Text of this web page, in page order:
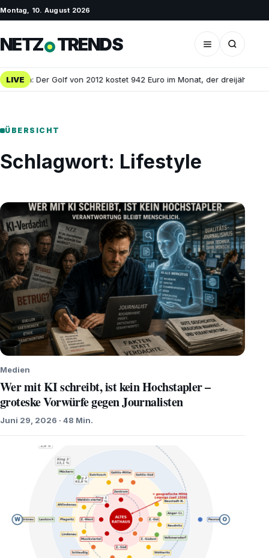
Montag, 10. August 2026
NETZ TRENDS
LIVEDer Golf von 2012 kostet 942 Euro im Monat, der dreijährige
ÜBERSICHT
Schlagwort: Lifestyle
Medien
Wer mit KI schreibt, ist kein Hochstapler –
groteske Vorwürfe gegen Journalisten
Juni 29, 2026 · 48 Min.